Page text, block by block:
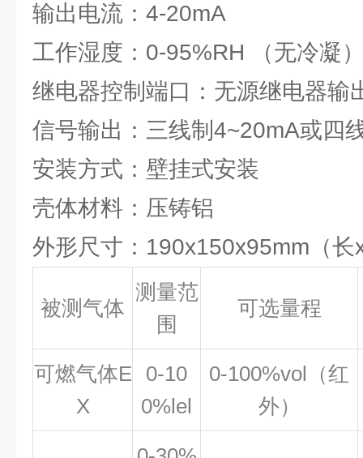
输出电流：4-20mA
工作湿度：0-95%RH （无冷凝
继电器控制端口：无源继电器输
信号输出：三线制4~20mA或四
安装方式：壁挂式安装
壳体材料：压铸铝
外形尺寸：190x150x95mm（长
被测气体
测量范
围
可选量程
可燃气体E
X
0-10
0%lel
0-100%vol（红
外）